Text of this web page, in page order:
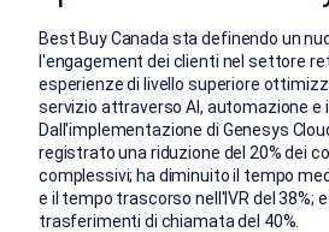
Best Buy Canada sta definendo un
l'engagement dei clienti nel settore
esperienze di livello superiore
servizio attraverso AI, automazione e
Dall'implementazione di Genesys
registrato una riduzione del 20% dei
complessivi; ha diminuito il tempo
e il tempo trascorso nell'IVR del 38%;
trasferimenti di chiamata del 40%.